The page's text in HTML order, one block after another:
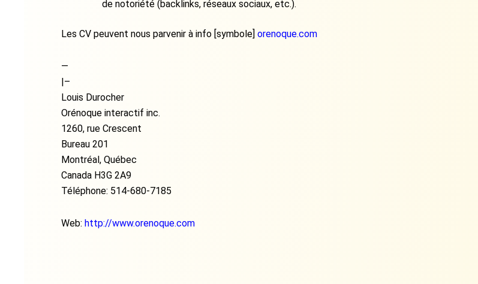
de notoriété (backlinks, réseaux sociaux, etc.).
Les CV peuvent nous parvenir à info [symbole] orenoque.com
—
|–
Louis Durocher
Orénoque interactif inc.
1260, rue Crescent
Bureau 201
Montréal, Québec
Canada H3G 2A9
Téléphone: 514-680-7185
Web: http://www.orenoque.com